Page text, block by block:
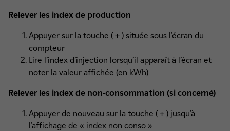
Relever les index de production
Appuyer sur la touche ( + ) située sous l’écran du
compteur
Lire l’index d’injection lorsqu’il apparaît à l’écran et
noter la valeur affichée (en kWh)
Relever les index de non-consommation (si concerné)
Appuyer de nouveau sur la touche ( + ) jusqu’à
l’affichage de « index non conso »